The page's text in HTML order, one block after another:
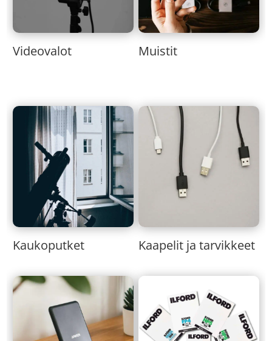
Videovalot Muistit
Kaukoputket Kaapelit ja tarvikkeet